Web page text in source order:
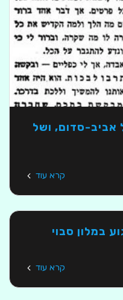
אביב-סדום, ושל
קרא עוד
במלון סבוי
קרא עוד